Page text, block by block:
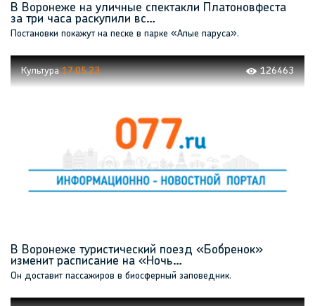
В Воронеже на уличные спектакли Платоновфеста
за три часа раскупили вс…
Постановки покажут на песке в парке «Алые паруса».
Культура17.05.23 126463
В Воронеже туристический поезд «Бобренок»
изменит расписание на «Ночь…
Он доставит пассажиров в биосферный заповедник.